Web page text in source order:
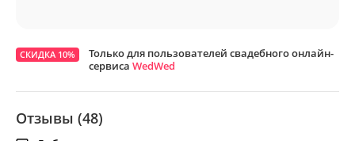
СКИДКА 10%
Только для пользователей свадебного онлайн-
сервиса WedWed
Отзывы (48)